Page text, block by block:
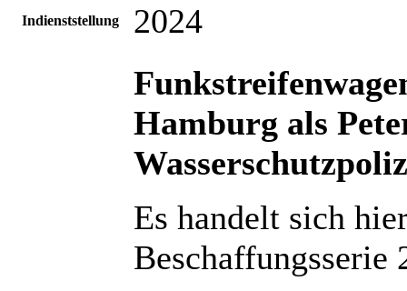
Indienststellung
2024
Hamburg als
Es handelt sich
Beschaffungsserie